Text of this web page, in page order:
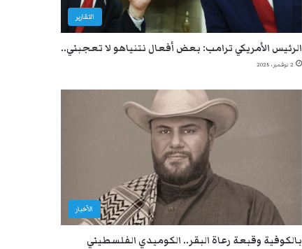
التقارير
الرئيس الأمريكي ترامب: بعض أفعال نتنياهو لا تعجبني..
2 نوفمبر، 2025
الأخبار
بالكوفية وقبعة رعاة البقر.. الكوميدي الفلسطيني